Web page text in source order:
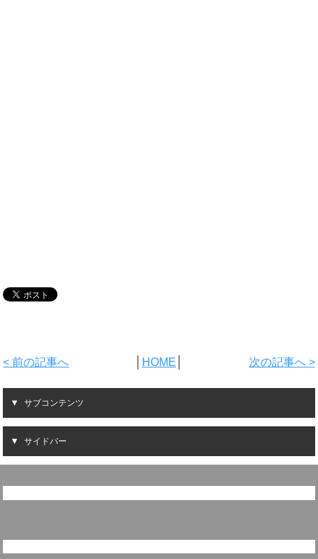
< 前の記事へ HOME 次の記事へ >
サブコンテンツ
サイドバー